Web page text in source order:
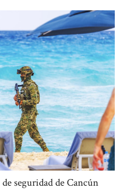
seguridad de Cancún